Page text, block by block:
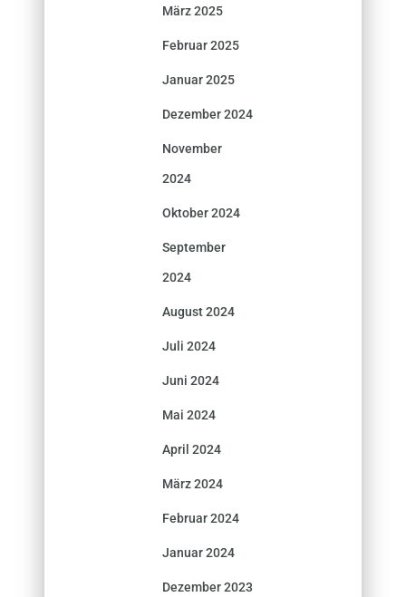
März 2025
Februar 2025
Januar 2025
Dezember 2024
November
2024
Oktober 2024
September
2024
August 2024
Juli 2024
Juni 2024
Mai 2024
April 2024
März 2024
Februar 2024
Januar 2024
Dezember 2023